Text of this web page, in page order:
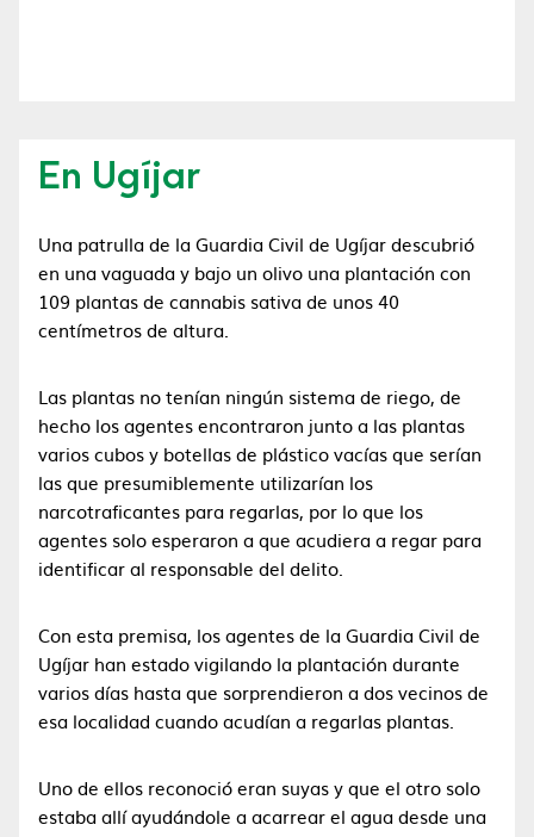
En Ugíjar
Una patrulla de la Guardia Civil de Ugíjar descubrió
en una vaguada y bajo un olivo una plantación con
109 plantas de cannabis sativa de unos 40
centímetros de altura.
Las plantas no tenían ningún sistema de riego, de
hecho los agentes encontraron junto a las plantas
varios cubos y botellas de plástico vacías que serían
las que presumiblemente utilizarían los
narcotraficantes para regarlas, por lo que los
agentes solo esperaron a que acudiera a regar para
identificar al responsable del delito.
Con esta premisa, los agentes de la Guardia Civil de
Ugíjar han estado vigilando la plantación durante
varios días hasta que sorprendieron a dos vecinos de
esa localidad cuando acudían a regarlas plantas.
Uno de ellos reconoció eran suyas y que el otro solo
estaba allí ayudándole a acarrear el agua desde una